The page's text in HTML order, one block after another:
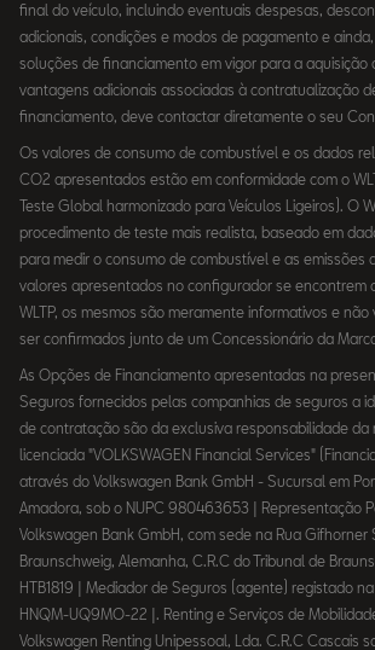
final do veículo, incluindo eventuais despesas,
adicionais, condições e modos de pagamento e
soluções de financiamento em vigor para a aquisição
vantagens adicionais associadas à contratualização
financiamento, deve contactar diretamente o seu
Os valores de consumo de combustível e os dados
CO2 apresentados estão em conformidade com o
Teste Global harmonizado para Veículos Ligeiros). O
procedimento de teste mais realista, baseado em
para medir o consumo de combustível e as emissões
valores apresentados no configurador se encontrem
WLTP, os mesmos são meramente informativos e
ser confirmados junto de um Concessionário da
As Opções de Financiamento apresentadas na
Seguros fornecidos pelas companhias de seguros a
de contratação são da exclusiva responsabilidade da
licenciada "VOLKSWAGEN Financial Services"
através do Volkswagen Bank GmbH - Sucursal em
Amadora, sob o NUPC 980463653 | Representação
Volkswagen Bank GmbH, com sede na Rua Gifhorner
Braunschweig, Alemanha, C.R.C do Tribunal de
HTB1819 | Mediador de Seguros (agente) registado
HNQM-UQ9MO-22 |. Renting e Serviços de
Volkswagen Renting Unipessoal, Lda. C.R.C Cascais